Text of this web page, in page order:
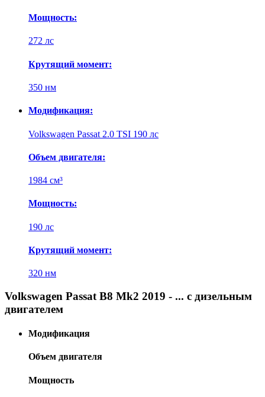
Мощность:
272 лс
Крутящий момент:
350 нм
Модификация:
Volkswagen Passat 2.0 TSI 190 лс
Объем двигателя:
1984 см³
Мощность:
190 лс
Крутящий момент:
320 нм
Volkswagen Passat B8 Mk2 2019 - ... с дизельным
двигателем
Модификация
Объем двигателя
Мощность